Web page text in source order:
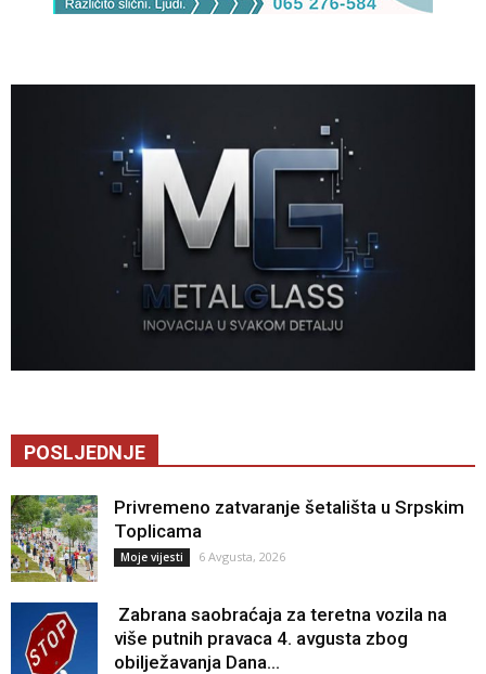
POSLJEDNJE
Privremeno zatvaranje šetališta u Srpskim
Toplicama
Moje vijesti 6 Avgusta, 2026
Zabrana saobraćaja za teretna vozila na
više putnih pravaca 4. avgusta zbog
obilježavanja Dana...